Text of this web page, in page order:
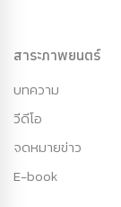
สาระภาพยนตร์
บทความ
วีดีโอ
จดหมายข่าว
E-book